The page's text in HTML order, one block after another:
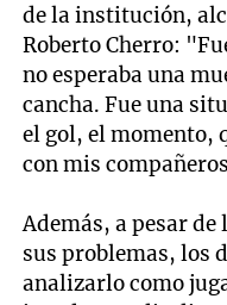
de la institución,
Roberto Cherro:
no esperaba una
cancha. Fue una
el gol, el momento,
con mis
Además, a pesar
sus problemas, los
analizarlo como